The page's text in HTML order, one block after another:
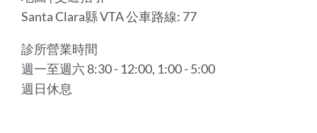
Santa Clara縣 VTA 公車路線: 77
診所營業時間
週一至週六 8:30 - 12:00, 1:00 - 5:00
週日休息